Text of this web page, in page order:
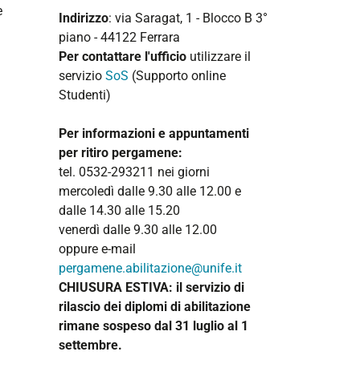
Indirizzo: via Saragat, 1 - Blocco B 3°
piano - 44122 Ferrara
Per contattare l'ufficio utilizzare il
servizio SoS (Supporto online
Studenti)
Per informazioni e appuntamenti
per ritiro pergamene:
tel. 0532-293211 nei giorni
mercoledì dalle 9.30 alle 12.00 e
dalle 14.30 alle 15.20
venerdì dalle 9.30 alle 12.00
oppure e-mail
pergamene.abilitazione@unife.it
CHIUSURA ESTIVA: il servizio di
rilascio dei diplomi di abilitazione
rimane sospeso dal 31 luglio al 1
settembre.